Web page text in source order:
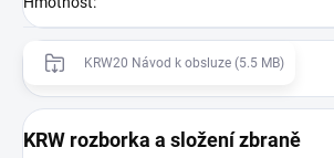
KRW20 Návod k obsluze (5.5 MB)
KRW rozborka a složení zbraně